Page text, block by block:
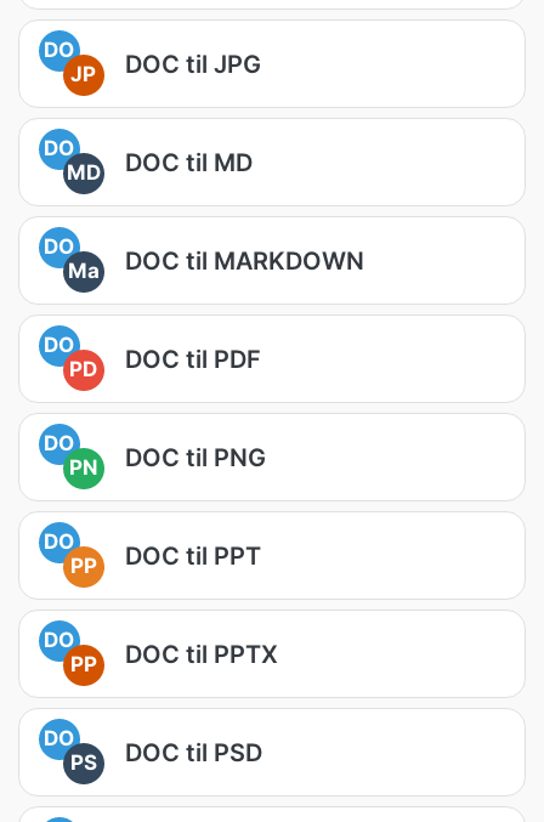
DO
JP
DOC til JPG
DO
MD
DOC til MD
DO
Ma
DOC til MARKDOWN
DO
PD
DOC til PDF
DO
PN
DOC til PNG
DO
PP
DOC til PPT
DO
PP
DOC til PPTX
DO
PS
DOC til PSD